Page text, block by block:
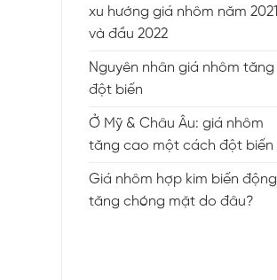
xu hướng giá nhôm năm 2021
và đầu 2022
Nguyên nhân giá nhôm tăng
đột biến
Ở Mỹ & Châu Âu: giá nhôm
tăng cao một cách đột biến
Giá nhôm hợp kim biến động
tăng chóng mặt do đâu?